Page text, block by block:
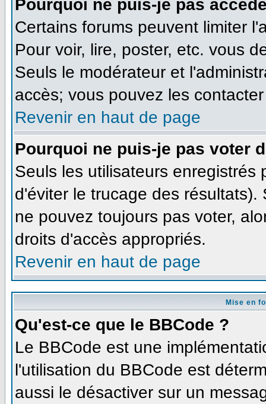
Pourquoi ne puis-je pas
Certains forums peuvent limiter
Pour voir, lire, poster, etc. vous
Seuls le modérateur et
accès; vous pouvez les
Revenir en haut de page
Pourquoi ne puis-je pas voter
Seuls les utilisateurs
d'éviter le trucage des
ne pouvez toujours pas voter,
droits d'accès appropriés.
Revenir en haut de page
Mise en
Qu'est-ce que le BBCode ?
Le BBCode est une
l'utilisation du BBCode est
aussi le désactiver sur un